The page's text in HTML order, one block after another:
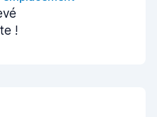
!